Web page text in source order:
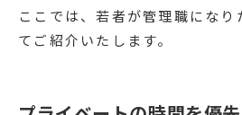
ここでは、若者が管理職になり
てご紹介いたします。